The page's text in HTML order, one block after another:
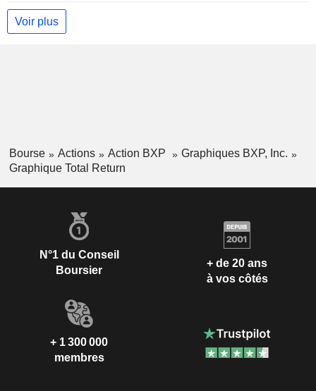
Voir plus
Bourse Actions Action BXP
Graphiques BXP, Inc.
Graphique Total Return
N°1 du Conseil
Boursier
+ de 20 ans
à vos côtés
+ 1 300 000
membres